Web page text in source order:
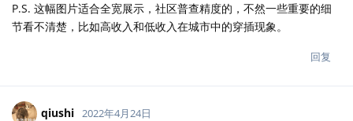
P.S. 这幅图片适合全宽展示，社区普查精度的，不然一些重要的细
节看不清楚，比如高收入和低收入在城市中的穿插现象。
回复
qiushi 2022年4月24日